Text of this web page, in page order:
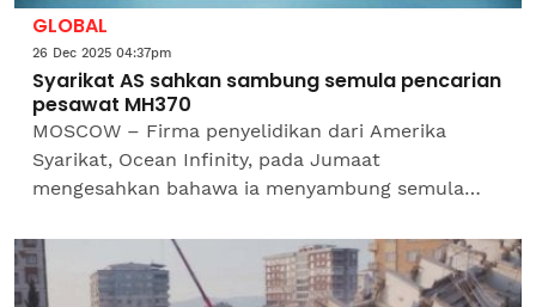
GLOBAL
26 Dec 2025 04:37pm
Syarikat AS sahkan sambung semula pencarian
pesawat MH370
MOSCOW – Firma penyelidikan dari Amerika
Syarikat, Ocean Infinity, pada Jumaat
mengesahkan bahawa ia menyambung semula
MH370 yang hilang pada 2014,...